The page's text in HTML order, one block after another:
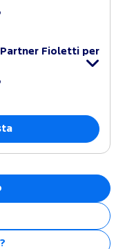
Fioletti per